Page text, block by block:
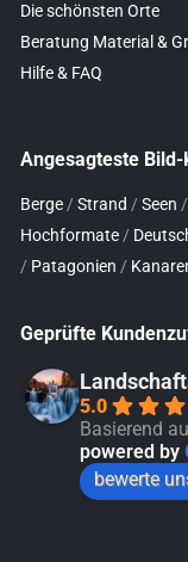
Die schönsten Orte
Beratung Material &
Hilfe & FAQ
Angesagteste
Berge / Strand / Seen /
Hochformate /
/ Patagonien /
Geprüfte
5.0
Basierend
powered by
bewerte